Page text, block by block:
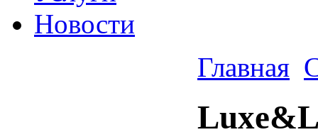
Новости
Главная